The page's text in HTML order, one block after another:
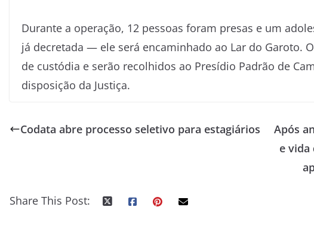
Durante a operação, 12 pessoas foram presas e um
já decretada — ele será encaminhado ao Lar do Garoto.
de custódia e serão recolhidos ao Presídio Padrão de
disposição da Justiça.
Codata abre processo seletivo para estagiários
Após
e vida
Share This Post: